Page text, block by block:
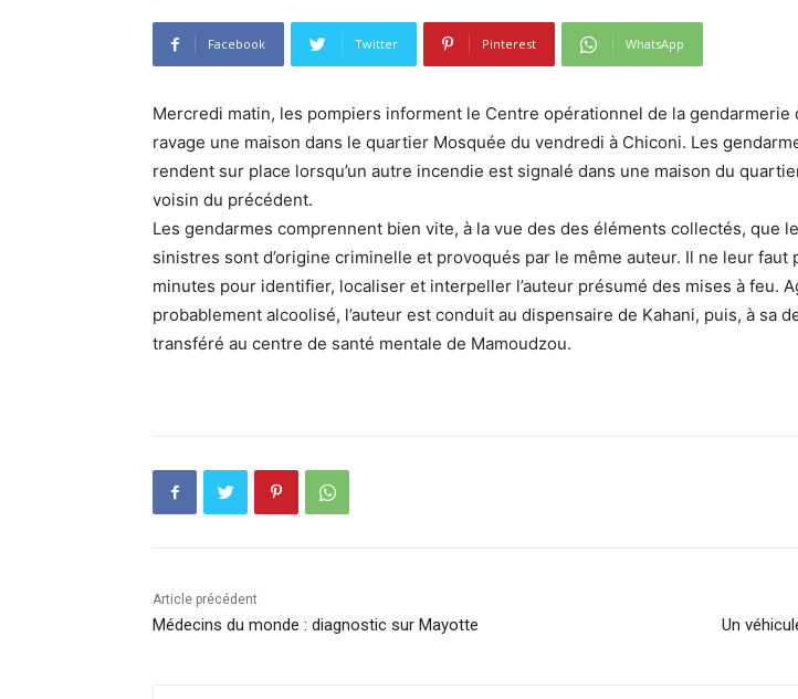
Facebook Twitter Pinterest WhatsApp
Mercredi matin, les pompiers informent le Centre opérationnel de la gendarmerie
ravage une maison dans le quartier Mosquée du vendredi à Chiconi. Les
rendent sur place lorsqu’un autre incendie est signalé dans une maison du
voisin du précédent.
Les gendarmes comprennent bien vite, à la vue des des éléments collectés, que
sinistres sont d’origine criminelle et provoqués par le même auteur. Il ne leur faut
minutes pour identifier, localiser et interpeller l’auteur présumé des mises à feu.
probablement alcoolisé, l’auteur est conduit au dispensaire de Kahani, puis, à sa
transféré au centre de santé mentale de Mamoudzou.
Article précédent
Médecins du monde : diagnostic sur Mayotte Un